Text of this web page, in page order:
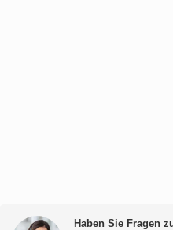
Haben Sie Fragen